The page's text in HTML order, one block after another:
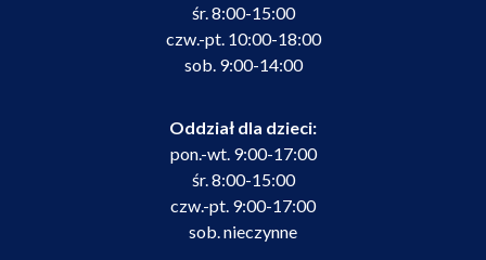
śr. 8:00-15:00
czw.-pt. 10:00-18:00
sob. 9:00-14:00
Oddział dla dzieci:
pon.-wt. 9:00-17:00
śr. 8:00-15:00
czw.-pt. 9:00-17:00
sob. nieczynne